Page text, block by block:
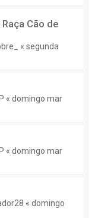
Cão de
« segunda
« domingo mar
« domingo mar
« domingo